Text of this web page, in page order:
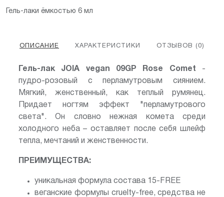
Гель-лаки ёмкостью 6 мл
ОПИСАНИЕ ХАРАКТЕРИСТИКИ ОТЗЫВОВ (0)
Гель-лак JOIA vegan 09GP Rose Comet -
пудро-розовый с перламутровым сиянием.
Мягкий, женственный, как теплый румянец.
Придает ногтям эффект "перламутрового
света". Он словно нежная комета среди
холодного неба – оставляет после себя шлейф
тепла, мечтаний и женственности.
ПРЕИМУЩЕСТВА:
уникальная формула состава 15-FREE
веганские формулы cruelty-free, средства не